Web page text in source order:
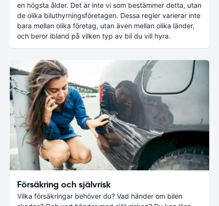
en högsta ålder. Det är inte vi som bestämmer detta, utan
de olika biluthyrningsföretagen. Dessa regler varierar inte
bara mellan olika företag, utan även mellan olika länder,
och beror ibland på vilken typ av bil du vill hyra.
Försäkring och självrisk
Vilka försäkringar behöver du? Vad händer om bilen